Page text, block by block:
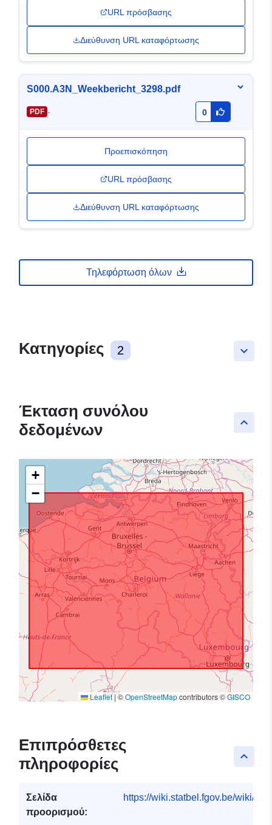
URL πρόσβασης
Διεύθυνση URL καταφόρτωσης
S000.A3N_Weekbericht_3298.pdf
PDF - 0
Προεπισκόπηση
URL πρόσβασης
Διεύθυνση URL καταφόρτωσης
Τηλεφόρτωση όλων
keyboard_arrow_down
Κατηγορίες 2
keyboard_arrow_up
Έκταση συνόλου
δεδομένων
+
−
Leaflet|©OpenStreetMapcontributors ©GISCO
keyboard_arrow_up
Επιπρόσθετες
πληροφορίες
Σελίδα
προορισμού:
https://wiki.statbel.fgov.be/wiki/